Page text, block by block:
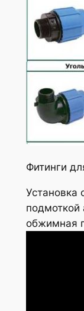
Фитинги
Установка
подмоткой
обжимная